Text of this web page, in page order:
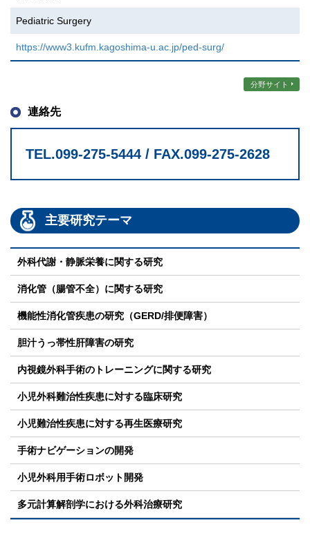
Pediatric Surgery
https://www3.kufm.kagoshima-u.ac.jp/ped-surg/
分野サイト
連絡先
TEL.099-275-5444 / FAX.099-275-2628
主要研究テーマ
外科代謝・静脈栄養に関する研究
消化管（腸管不全）に関する研究
機能性消化管疾患の研究（GERD/排便障害）
胆汁うっ帯性肝障害の研究
内視鏡外科手術のトレーニングに関する研究
小児外科難治性疾患に対する臨床研究
小児難治性疾患に対する再生医療研究
手術ナビゲーションの開発
小児外科用手術ロボット開発
多元計算解剖学における外科治療研究